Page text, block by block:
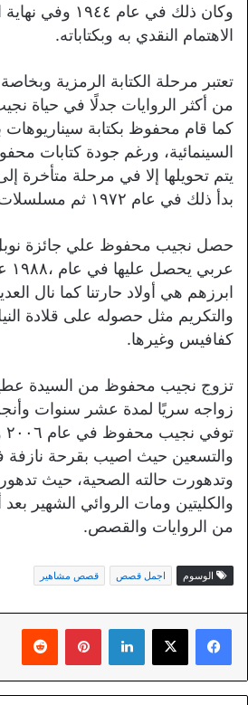
وكان ذلك في عام
الاهتمام النقدي به وبكتاباته.
تعتبر مرحلة الكتابة الرمزية وبخاصة
من أكثر الروايات جدلًا في حياة
كما قام محفوظ بكتابة سيناريوهات
السينمائية، ورغم جودة كتابات
يتم تحويلها إلا في مرحلة متأخرة
بدأ ذلك في عام ١٩٧٢ ثم مسلسلات.
حصل نجيب محفوظ علي جائزة
ابرزهم هي أولاد حارتنا كما نال
والتكريم مثل حصوله على قلادة
كفافيس وغيرها.
تزوج نجيب محفوظ من السيدة
زواجه سريًا لمدة عشر سنوات
والتسعين حيث اصيب بقرحة
وتدهورت حالته الصحية، حيث
والكليتين ومات الروائي الشهير
من الروايات والقصص.
الوسوم اجمل قصص قصص مشاهير
لينكدإن بينتيريست